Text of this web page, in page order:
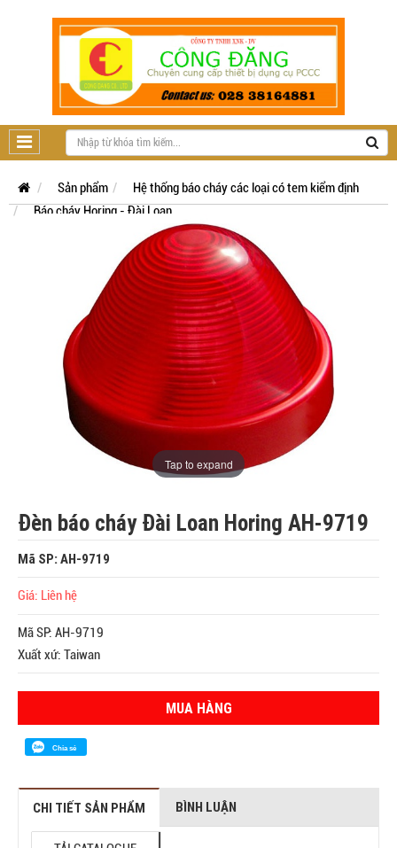
Sản phẩm
Hệ thống báo cháy các loại có tem kiểm định
Báo cháy Horing - Đài Loan
Tap to expand
Đèn báo cháy Đài Loan Horing AH-9719
Mã SP: AH-9719
Giá: Liên hệ
Mã SP: AH-9719
Xuất xứ: Taiwan
MUA HÀNG
Chia sẻ
CHI TIẾT SẢN PHẨM BÌNH LUẬN